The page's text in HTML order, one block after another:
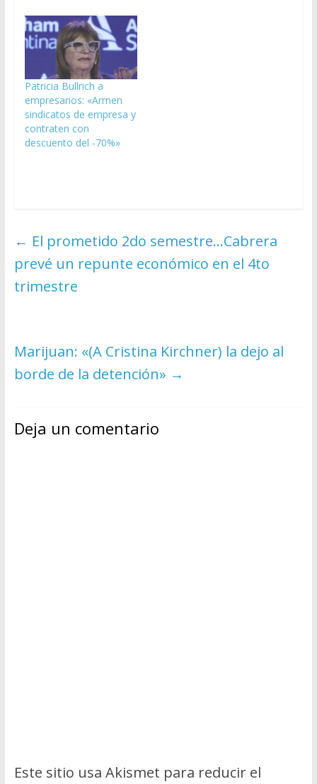
Patricia Bullrich a
empresarios: «Armen
sindicatos de empresa y
contraten con
descuento del -70%»
← El prometido 2do semestre…Cabrera
prevé un repunte económico en el 4to
trimestre
Marijuan: «(A Cristina Kirchner) la dejo al
borde de la detención» →
Deja un comentario
Este sitio usa Akismet para reducir el